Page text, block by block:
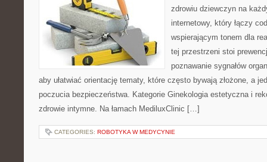
zdrowiu dziewczyn na
internetowy, który łączy
wspierającym tonem dla
tej przestrzeni stoi
poznawanie sygnałów
aby ułatwiać orientację tematy, które często bywają złożone, a
poczucia bezpieczeństwa. Kategorie Ginekologia estetyczna i
zdrowie intymne. Na łamach MediluxClinic […]
CATEGORIES: ROBOTYKA W MEDYCYNIE